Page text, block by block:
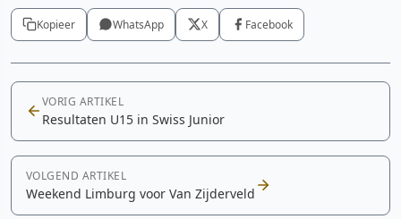
Kopieer WhatsApp X Facebook
VORIG ARTIKEL
Resultaten U15 in Swiss Junior
VOLGEND ARTIKEL
Weekend Limburg voor Van Zijderveld